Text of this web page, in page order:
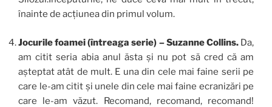
înainte de acțiunea din primul volum.
Jocurile foamei (întreaga serie) – Suzanne Collins.Da,
am citit seria abia anul ăsta și nu pot să cred că am
așteptat atât de mult. E una din cele mai faine serii pe
care le-am citit și unele din cele mai faine ecranizări pe
care le-am văzut. Recomand, recomand, recomand!